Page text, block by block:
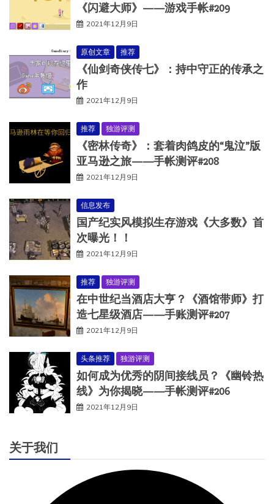
《闪避大师》——游戏手帐#209
2021年12月9日
原创文章 推荐
《仙剑奇侠传七》：持中守正的传承之
作
2021年12月9日
推荐 独游评测
《密林传奇》：套着肉鸽皮的“鬼泣”版
亚马逊之旅——手帐测评#208
2021年12月9日
信息发布
国产纪实风模拟生存游戏《大多数》首
次曝光！！
2021年12月9日
推荐 独游评测
在中世纪当酒店大亨？《酒馆带师》打
造七星级酒店——手账测评#207
2021年12月9日
头条推荐 独游评测
如何成为优秀的阴间接线员？《幽铃热
线》为你揭晓——手帐测评#206
2021年12月9日
关于我们